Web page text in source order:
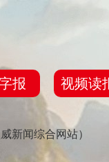
报 视频读
新闻综合网站）